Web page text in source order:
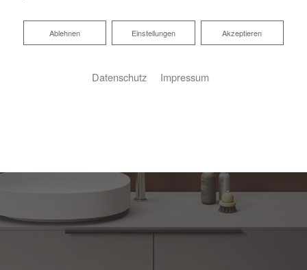
Akzeptieren
Einstellungen
Ablehnen
Ablehnen
Datenschutz Impressum